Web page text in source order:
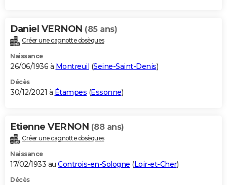
Daniel VERNON (85 ans)
Créer une cagnotte obsèques
Naissance
26/06/1936 à Montreuil (Seine-Saint-Denis)
Décès
30/12/2021 à Étampes (Essonne)
Etienne VERNON (88 ans)
Créer une cagnotte obsèques
Naissance
17/02/1933 au Controis-en-Sologne (Loir-et-Cher)
Décès